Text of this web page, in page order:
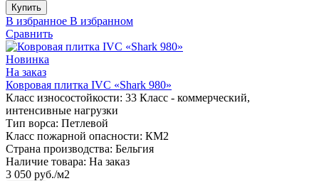
Купить
В избранное В избранном
Сравнить
Новинка
На заказ
Ковровая плитка IVC «Shark 980»
Класс износостойкости: 33 Класс - коммерческий,
интенсивные нагрузки
Тип ворса: Петлевой
Класс пожарной опасности: КМ2
Страна производства: Бельгия
Наличие товара: На заказ
3 050 руб./м2